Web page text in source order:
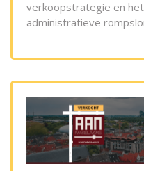
verkoopstrategie en
administratieve